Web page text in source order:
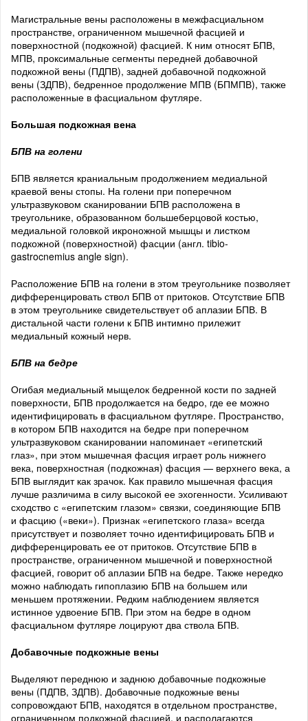
Магистральные вены расположены в межфасциальном
пространстве, ограниченном мышечной фасцией и
поверхностной (подкожной) фасцией. К ним относят БПВ,
МПВ, проксимальные сегменты передней добавочной
подкожной вены (ПДПВ), задней добавочной подкожной
вены (ЗДПВ), бедренное продолжение МПВ (БПМПВ), также
расположенные в фасциальном футляре.
Большая подкожная вена
БПВ на голени
БПВ является краниальным продолжением медиальной
краевой вены стопы. На голени при поперечном
ультразвуковом сканировании БПВ расположена в
треугольнике, образованном большеберцовой костью,
медиальной головкой икроножной мышцы и листком
подкожной (поверхностной) фасции (англ. tibio-
gastrocnemius angle sign).
Расположение БПВ на голени в этом треугольнике позволяет
дифференцировать ствол БПВ от притоков. Отсутствие БПВ
в этом треугольнике свидетельствует об аплазии БПВ. В
дистальной части голени к БПВ интимно прилежит
медиальный кожный нерв.
БПВ на бедре
Огибая медиальный мыщелок бедренной кости по задней
поверхности, БПВ продолжается на бедро, где ее можно
идентифицировать в фасциальном футляре. Пространство,
в котором БПВ находится на бедре при поперечном
ультразвуковом сканировании напоминает «египетский
глаз», при этом мышечная фасция играет роль нижнего
века, поверхностная (подкожная) фасция — верхнего века, а
БПВ выглядит как зрачок. Как правило мышечная фасция
лучше различима в силу высокой ее эхогенности. Усиливают
сходство с «египетским глазом» связки, соединяющие БПВ
и фасцию («веки»). Признак «египетского глаза» всегда
присутствует и позволяет точно идентифицировать БПВ и
дифференцировать ее от притоков. Отсутствие БПВ в
пространстве, ограниченном мышечной и поверхностной
фасцией, говорит об аплазии БПВ на бедре. Также нередко
можно наблюдать гипоплазию БПВ на большем или
меньшем протяжении. Редким наблюдением является
истинное удвоение БПВ. При этом на бедре в одном
фасциальном футляре лоцируют два ствола БПВ.
Добавочные подкожные вены
Выделяют переднюю и заднюю добавочные подкожные
вены (ПДПВ, ЗДПВ). Добавочные подкожные вены
сопровождают БПВ, находятся в отдельном пространстве,
ограниченном подкожной фасцией, и располагаются